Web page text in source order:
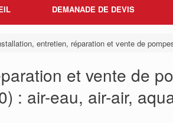
DEMANADE DE DEVIS
entretien, réparation et vente de
et vente de
: air-eau, air-air,